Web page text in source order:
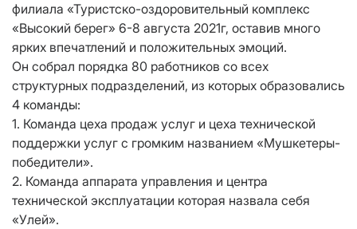
филиала «Туристско-оздоровительный комплекс
«Высокий берег» 6-8 августа 2021г, оставив много
ярких впечатлений и положительных эмоций.
Он собрал порядка 80 работников со всех
структурных подразделений, из которых образовались
4 команды:
1. Команда цеха продаж услуг и цеха технической
поддержки услуг с громким названием «Мушкетеры-
победители».
2. Команда аппарата управления и центра
технической эксплуатации которая назвала себя
«Улей».